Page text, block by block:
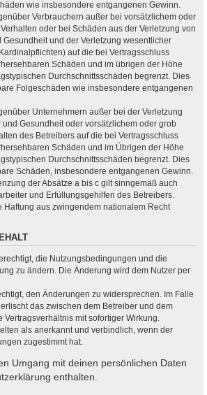
wie insbesondere entgangenen Gewinn.
Verbrauchern außer bei vorsätzlichem oder
oder bei Schäden aus der Verletzung von
Gesundheit und der Verletzung wesentlicher
auf die bei Vertragsschluss
Schäden und im übrigen der Höhe
Durchschnittsschäden begrenzt. Dies
Folgeschäden wie insbesondere entgangenen
Unternehmern außer bei der Verletzung
Gesundheit oder vorsätzlichem oder grob
des Betreibers auf die bei Vertragsschluss
Schäden und im Übrigen der Höhe
Durchschnittsschäden begrenzt. Dies
Schäden, insbesondere entgangenen Gewinn.
der Absätze a bis c gilt sinngemäß auch
und Erfüllungsgehilfen des Betreibers.
Haftung aus zwingendem nationalem Recht
die Nutzungsbedingungen und die
zu ändern. Die Änderung wird dem Nutzer per
den Änderungen zu widersprechen. Im Falle
das zwischen dem Betreiber und dem
Vertragsverhältnis mit sofortiger Wirkung.
als anerkannt und verbindlich, wenn der
zugestimmt hat.
Umgang mit deinen persönlichen Daten
enthalten.